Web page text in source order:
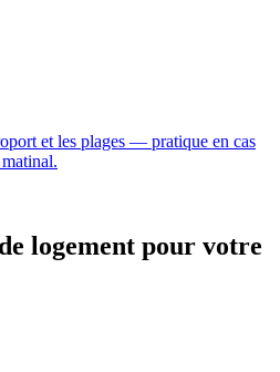
et les plages — pratique en cas
logement pour votre